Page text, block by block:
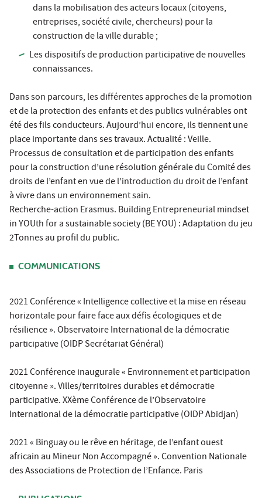
dans la mobilisation des acteurs locaux (citoyens,
entreprises, société civile, chercheurs) pour la
construction de la ville durable ;
Les dispositifs de production participative de nouvelles
connaissances.
Dans son parcours, les différentes approches de la promotion
et de la protection des enfants et des publics vulnérables ont
été des fils conducteurs. Aujourd’hui encore, ils tiennent une
place importante dans ses travaux. Actualité : Veille.
Processus de consultation et de participation des enfants
pour la construction d’une résolution générale du Comité des
droits de l’enfant en vue de l’introduction du droit de l’enfant
à vivre dans un environnement sain.
Recherche-action Erasmus. Building Entrepreneurial mindset
in YOUth for a sustainable society (BE YOU) : Adaptation du jeu
2Tonnes au profil du public.
COMMUNICATIONS
2021 Conférence « Intelligence collective et la mise en réseau
horizontale pour faire face aux déﬁs écologiques et de
résilience ». Observatoire International de la démocratie
participative (OIDP Secrétariat Général)
2021 Conférence inaugurale « Environnement et participation
citoyenne ». Villes/territoires durables et démocratie
participative. XXème Conférence de l’Observatoire
International de la démocratie participative (OIDP Abidjan)
2021 « Binguay ou le rêve en héritage, de l’enfant ouest
africain au Mineur Non Accompagné ». Convention Nationale
des Associations de Protection de l’Enfance. Paris